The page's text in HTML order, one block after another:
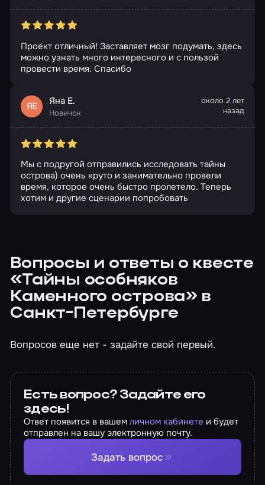
Проект отличный! Заставляет мозг подумать, здесь
можно узнать много интересного и с пользой
провести время. Спасибо
ЯЕ Яна Е.
Новичок
около 2 лет
назад
Мы с подругой отправились исследовать тайны
острова) очень круто и занимательно провели
время, которое очень быстро пролетело. Теперь
хотим и другие сценарии попробовать
Вопросы и ответы о квесте
«Тайны особняков
Каменного острова» в
Санкт-Петербурге
Вопросов еще нет - задайте свой первый.
Есть вопрос? Задайте его
здесь!
Ответ появится в вашемличном кабинете и будет
отправлен на вашу электронную почту.
Задать вопрос